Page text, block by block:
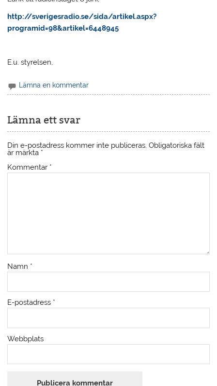
http://sverigesradio.se/sida/artikel.aspx?
programid=98&artikel=6448945
E.u. styrelsen,
Lämna en kommentar
Lämna ett svar
Din e-postadress kommer inte publiceras. Obligatoriska fält
är märkta *
Kommentar *
Namn *
E-postadress *
Webbplats